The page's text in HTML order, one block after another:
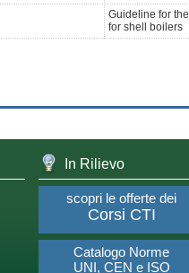
Guideline for
for shell boilers
In Rilievo
scopri le offerte dei
Corsi CTI
Catalogo Norme
UNI, CEN e ISO